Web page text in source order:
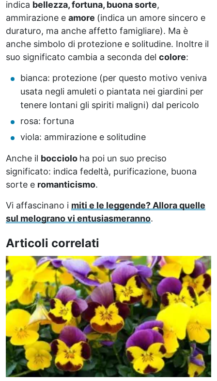
indica bellezza, fortuna, buona sorte,
ammirazione e amore (indica un amore sincero e
duraturo, ma anche affetto famigliare). Ma è
anche simbolo di protezione e solitudine. Inoltre il
suo significato cambia a seconda del colore:
bianca: protezione (per questo motivo veniva
usata negli amuleti o piantata nei giardini per
tenere lontani gli spiriti maligni) dal pericolo
rosa: fortuna
viola: ammirazione e solitudine
Anche il bocciolo ha poi un suo preciso
significato: indica fedeltà, purificazione, buona
sorte e romanticismo.
Vi affascinano i miti e le leggende? Allora quelle
sul melograno vi entusiasmeranno.
Articoli correlati